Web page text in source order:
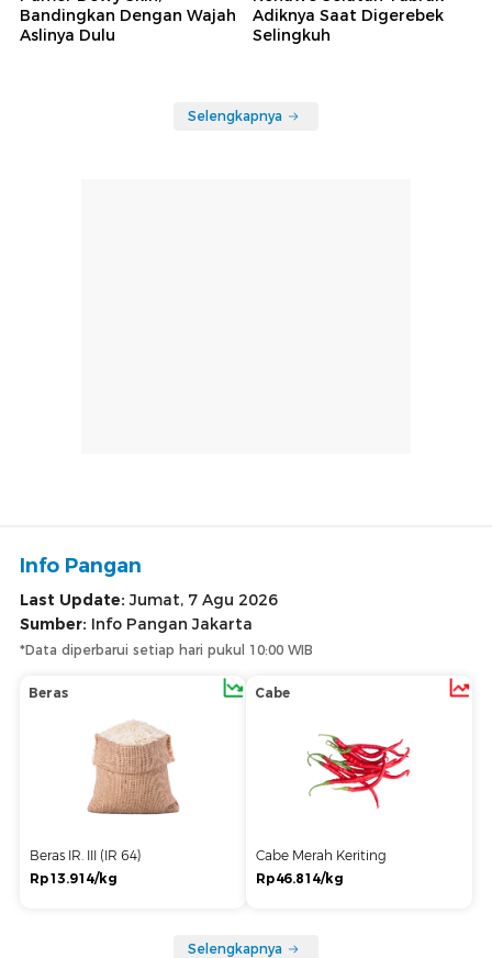
Bandingkan Dengan Wajah
Aslinya Dulu
Adiknya Saat Digerebek
Selingkuh
Selengkapnya
Info Pangan
Last Update:Jumat, 7 Agu 2026
Sumber: Info Pangan Jakarta
*Data diperbarui setiap hari pukul 10:00 WIB
Beras
Beras IR. III (IR 64)
Rp13.914/kg
Cabe
Cabe Merah Keriting
Rp46.814/kg
Selengkapnya